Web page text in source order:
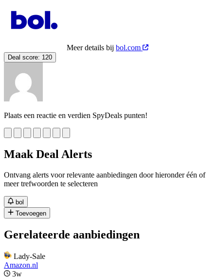
Meer details bij bol.com
Deal score: 120
Plaats een reactie en verdien SpyDeals punten!
Maak Deal Alerts
Ontvang alerts voor relevante aanbiedingen door hieronder één of
meer trefwoorden te selecteren
bol
Toevoegen
Gerelateerde aanbiedingen
Lady-Sale
Amazon.nl
3w